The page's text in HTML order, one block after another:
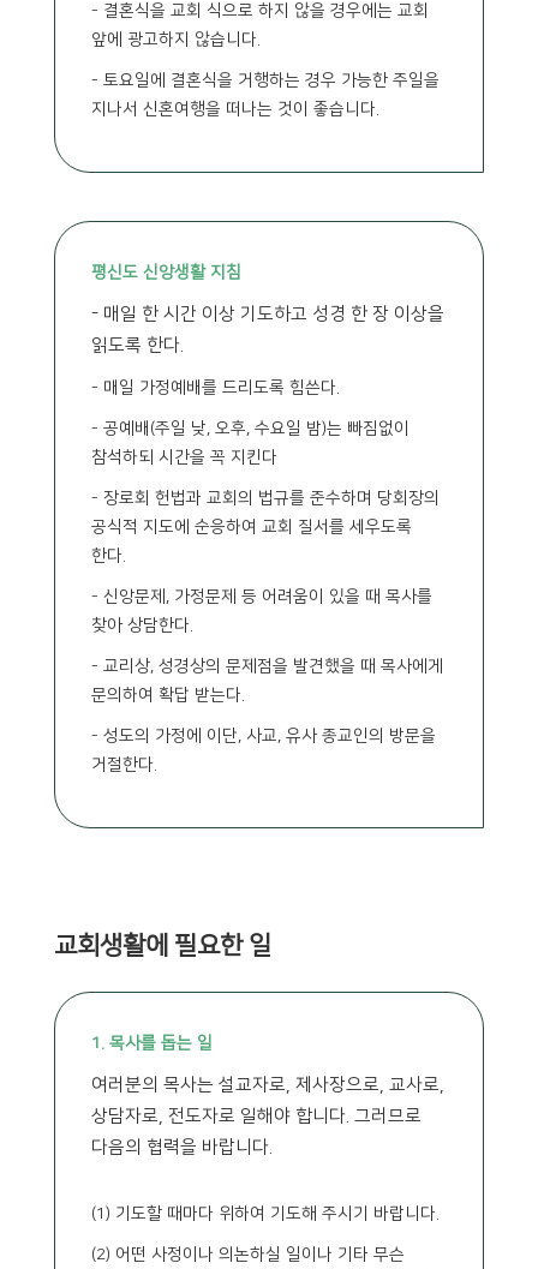
- 결혼식을 교회 식으로 하지 않을 경우에는 교회
앞에 광고하지 않습니다.
- 토요일에 결혼식을 거행하는 경우 가능한 주일을
지나서 신혼여행을 떠나는 것이 좋습니다.
평신도 신앙생활 지침
- 매일 한 시간 이상 기도하고 성경 한 장 이상을
읽도록 한다.
- 매일 가정예배를 드리도록 힘쓴다.
- 공예배(주일 낮, 오후, 수요일 밤)는 빠짐없이
참석하되 시간을 꼭 지킨다
- 장로회 헌법과 교회의 법규를 준수하며 당회장의
공식적 지도에 순응하여 교회 질서를 세우도록
한다.
- 신앙문제, 가정문제 등 어려움이 있을 때 목사를
찾아 상담한다.
- 교리상, 성경상의 문제점을 발견했을 때 목사에게
문의하여 확답 받는다.
- 성도의 가정에 이단, 사교, 유사 종교인의 방문을
거절한다.
교회생활에 필요한 일
1. 목사를 돕는 일
여러분의 목사는 설교자로, 제사장으로, 교사로,
상담자로, 전도자로 일해야 합니다. 그러므로
다음의 협력을 바랍니다.
(1) 기도할 때마다 위하여 기도해 주시기 바랍니다.
(2) 어떤 사정이나 의논하실 일이나 기타 무슨